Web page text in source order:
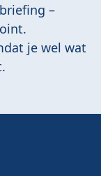
–
je wel wat